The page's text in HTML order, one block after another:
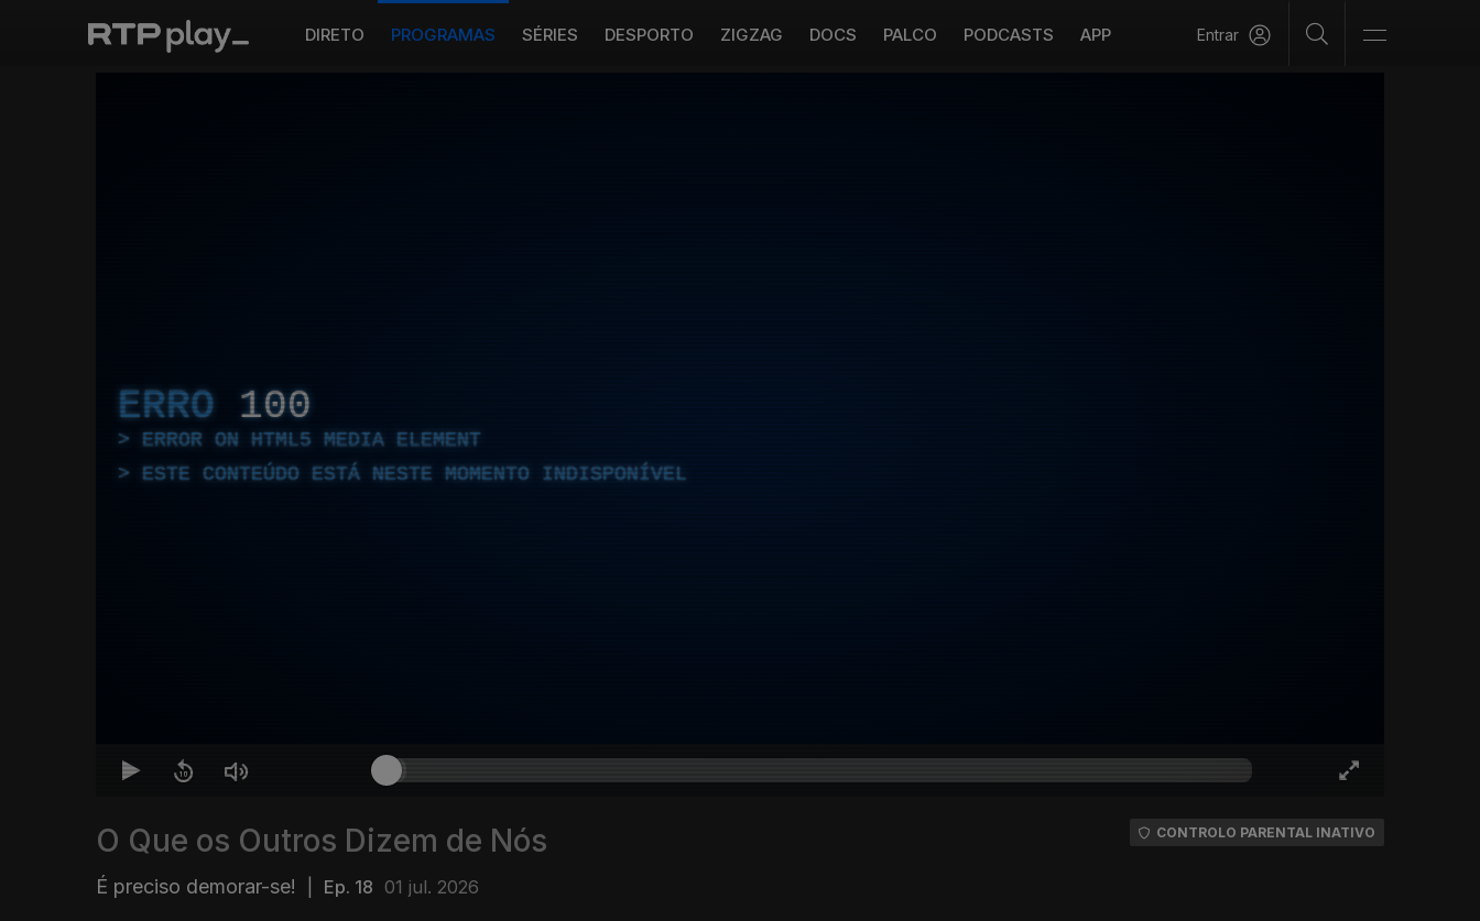
DIRETO PROGRAMAS SÉRIES DESPORTO ZIGZAG DOCS PALCO PODCASTS APP Entrar
ERRO 100
ERROR ON HTML5 MEDIA ELEMENT
ESTE CONTEÚDO ESTÁ NESTE MOMENTO INDISPONÍVEL
O Que os Outros Dizem de Nós
É preciso demorar-se! Ep. 18 01 jul. 2026
CONTROLO PARENTAL INATIVO